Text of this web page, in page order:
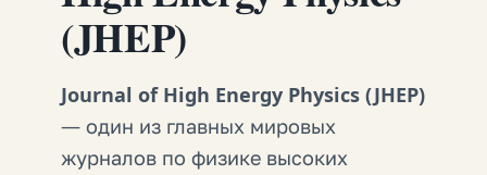
(JHEP)
Journal of High Energy Physics (JHEP)
— один из главных мировых
журналов по физике высоких